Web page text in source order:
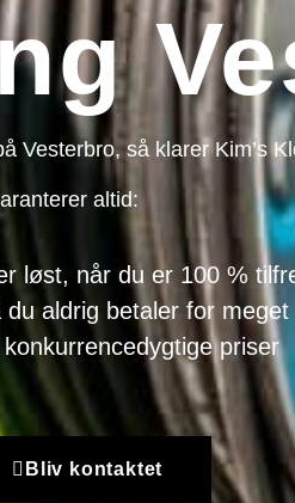
Vesterbro, så klarer Kim’s
altid:
løst, når du er 100 %
du aldrig betaler for meget
priser
Bliv kontaktet